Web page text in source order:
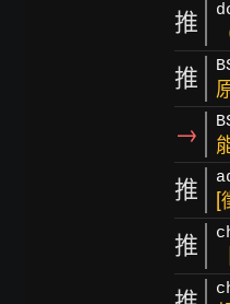
推
推
→
推 [
推